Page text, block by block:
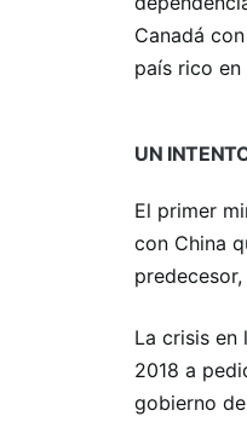
Canadá
país rico
UN
El primer
con China
La crisis
2018 a
gobierno